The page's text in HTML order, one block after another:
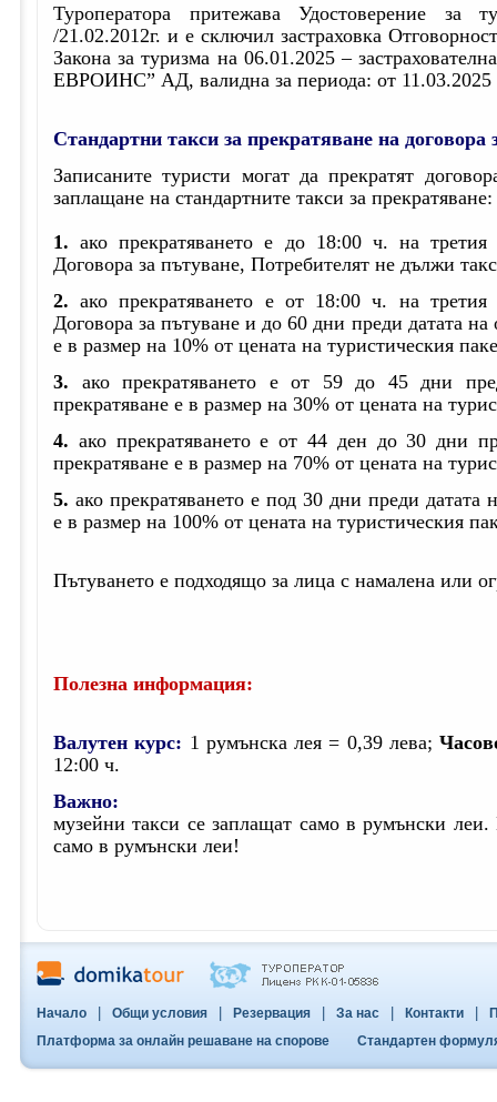
Туроператора притежава Удостоверение
/21.02.2012г. и е сключил застраховка
Закона за туризма на 06.01.2025 –
ЕВРОИНС” АД, валидна за периода: от 11.03.2025
Стандартни такси за прекратяване на договора
Записаните туристи могат да прекратят
заплащане на стандартните такси за прекратяване:
1. ако прекратяването е до 18:00 ч. на
Договора за пътуване, Потребителят не дължи
2. ако прекратяването е от 18:00 ч. на
Договора за пътуване и до 60 дни преди датата на
е в размер на 10% от цената на туристическия
3. ако прекратяването е от 59 до 45 дни
прекратяване е в размер на 30% от цената на
4. ако прекратяването е от 44 ден до 30 дни
прекратяване е в размер на 70% от цената на
5. ако прекратяването е под 30 дни преди датата
е в размер на 100% от цената на туристическия
Пътуването е подходящо за лица с намалена или
Полезна информация:
Валутен курс: 1 румънска лея = 0,39 лева;
12:00 ч.
Важно:
музейни такси се заплащат само в румънски
само в румънски леи!
Начало | Общи условия | Резервация | За нас | Контакти |
Платформа за онлайн решаване на спорове
Стандартен